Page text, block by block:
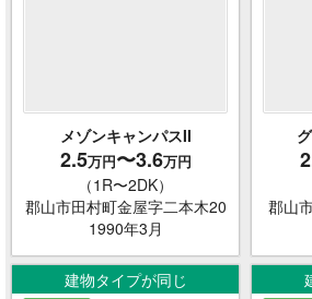
メゾンキャンパスII
2.5万円〜3.6万円
（1R〜2DK）
郡山市田村町金屋字二本木20
1990年3月
郡山
建物タイプが同じ